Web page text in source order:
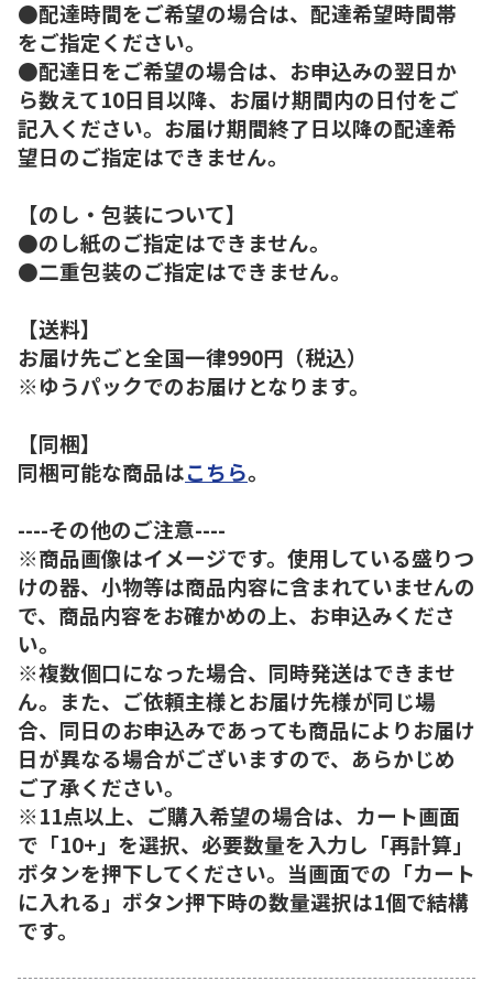
●配達時間をご希望の場合は、配達希望時間帯
をご指定ください。
●配達日をご希望の場合は、お申込みの翌日か
ら数えて10日目以降、お届け期間内の日付をご
記入ください。お届け期間終了日以降の配達希
望日のご指定はできません。
【のし・包装について】
●のし紙のご指定はできません。
●二重包装のご指定はできません。
【送料】
お届け先ごと全国一律990円（税込）
※ゆうパックでのお届けとなります。
【同梱】
同梱可能な商品はこちら。
----その他のご注意----
※商品画像はイメージです。使用している盛りつ
けの器、小物等は商品内容に含まれていませんの
で、商品内容をお確かめの上、お申込みくださ
い。
※複数個口になった場合、同時発送はできませ
ん。また、ご依頼主様とお届け先様が同じ場
合、同日のお申込みであっても商品によりお届け
日が異なる場合がございますので、あらかじめ
ご了承ください。
※11点以上、ご購入希望の場合は、カート画面
で「10+」を選択、必要数量を入力し「再計算」
ボタンを押下してください。当画面での「カート
に入れる」ボタン押下時の数量選択は1個で結構
です。